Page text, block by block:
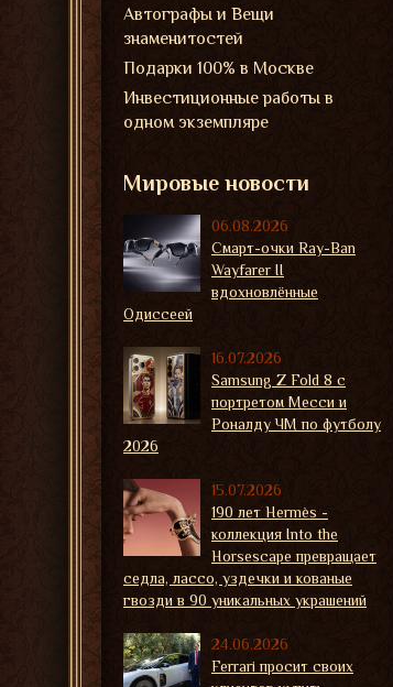
Автографы и Вещи
знаменитостей
Подарки 100% в Москве
Инвестиционные работы в
одном экземпляре
Мировые новости
06.08.2026
Смарт-очки Ray-Ban
Wayfarer II
вдохновлённые
Одиссеей
16.07.2026
Samsung Z Fold 8 с
портретом Месси и
Роналду ЧМ по футболу
2026
15.07.2026
190 лет Hermès -
коллекция Into the
Horsescape превращает
седла, лассо, уздечки и кованые
гвозди в 90 уникальных украшений
24.06.2026
Ferrari просит своих